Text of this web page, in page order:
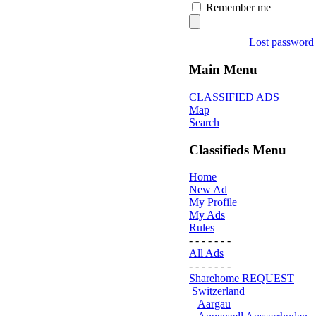
Remember me
Lost password
Main Menu
CLASSIFIED ADS
Map
Search
Classifieds Menu
Home
New Ad
My Profile
My Ads
Rules
- - - - - - -
All Ads
- - - - - - -
Sharehome REQUEST
Switzerland
Aargau